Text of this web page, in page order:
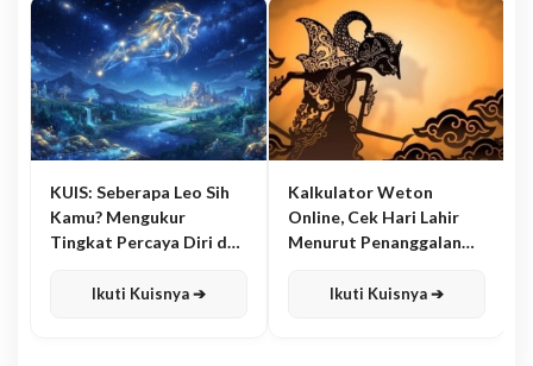
KUIS: Seberapa Leo Sih
Kamu? Mengukur
Tingkat Percaya Diri dan
Ikuti Kuisnya ➔
Kalkulator Weton
Online, Cek Hari Lahir
Menurut Penanggalan
Ikuti Kuisnya ➔